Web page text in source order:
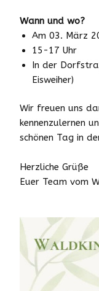
Wann und wo?
Am 03. März
15-17 Uhr
In der
Eisweiher)
Wir freuen uns
kennenzulernen
schönen Tag in
Herzliche Grüße
Euer Team vom